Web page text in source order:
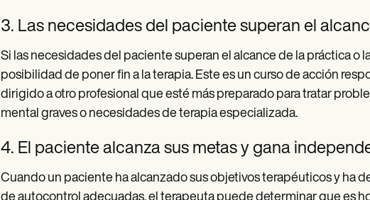
3. Las necesidades del paciente superan el
Si las necesidades del paciente superan el alcance de la práctica o
posibilidad de poner fin a la terapia. Este es un curso de acción
dirigido a otro profesional que esté más preparado para tratar
mental graves o necesidades de terapia especializada.
4. El paciente alcanza sus metas y gana
Cuando un paciente ha alcanzado sus objetivos terapéuticos y ha